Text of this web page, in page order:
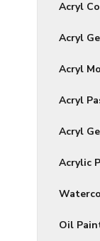
Acryl
Acryl
Acryl
Acryl
Acryl
Acrylic
Oil